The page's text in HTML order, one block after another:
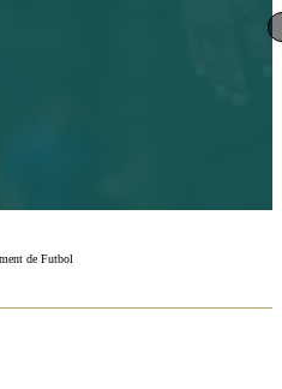
de Futbol